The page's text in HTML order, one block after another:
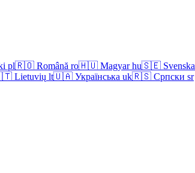
pl🇷🇴 Română ro🇭🇺 Magyar hu🇸🇪 Svenska
Lietuvių lt🇺🇦 Українська uk🇷🇸 Српски sr